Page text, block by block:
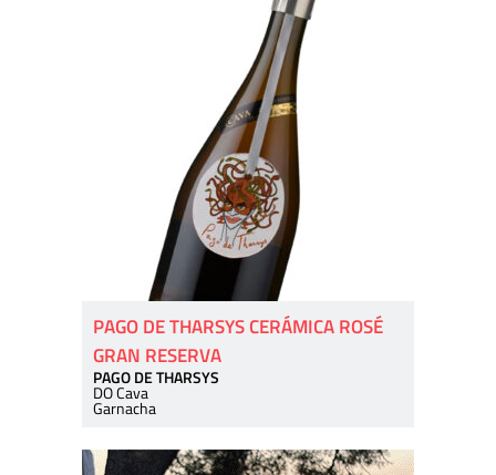
PAGO DE THARSYS CERÁMICA ROSÉ
GRAN RESERVA
PAGO DE THARSYS
DO Cava
Garnacha